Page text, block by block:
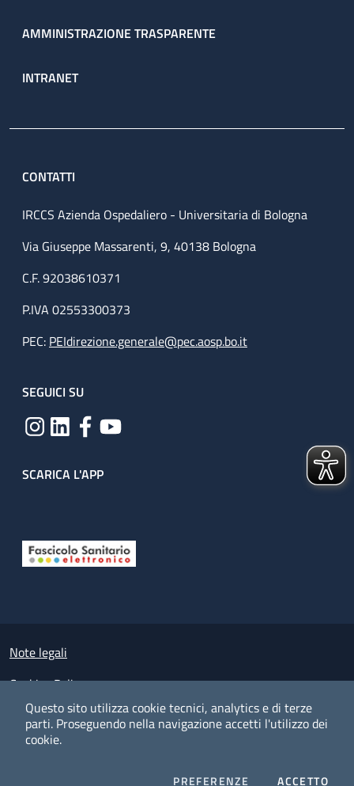
Questo sito utilizza cookie tecnici, analytics e di terze
parti. Proseguendo nella navigazione accetti l'utilizzo dei
cookie.
PREFERENZE COOKIESACCETTOI
AMMINISTRAZIONE TRASPARENTE
INTRANET
CONTATTI
IRCCS Azienda Ospedaliero - Universitaria di Bologna
Via Giuseppe Massarenti, 9, 40138 Bologna
C.F. 92038610371
P.IVA 02553300373
PEC: PEIdirezione.generale@pec.aosp.bo.it
SEGUICI SU
SCARICA L'APP
Small prints
Note legali
Cookies Policy
Policy privacy e protezione del dato personale
Albo pretorio on-line